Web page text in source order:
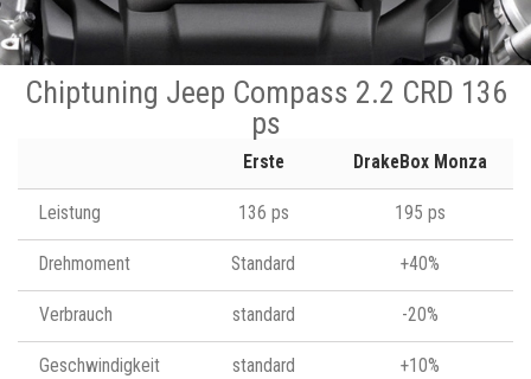
Chiptuning Jeep Compass 2.2 CRD 136
ps
Erste DrakeBox Monza
Leistung 136 ps 195 ps
Drehmoment Standard +40%
Verbrauch standard -20%
Geschwindigkeit standard +10%